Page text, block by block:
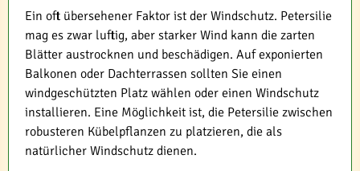
Ein oft übersehener Faktor ist der Windschutz. Petersilie
mag es zwar luftig, aber starker Wind kann die zarten
Blätter austrocknen und beschädigen. Auf exponierten
Balkonen oder Dachterrassen sollten Sie einen
windgeschützten Platz wählen oder einen Windschutz
installieren. Eine Möglichkeit ist, die Petersilie zwischen
robusteren Kübelpflanzen zu platzieren, die als
natürlicher Windschutz dienen.